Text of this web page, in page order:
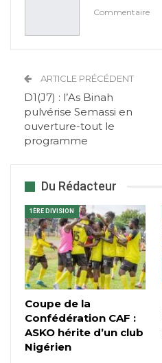
Commentaire
ARTICLE PRÉCÉDENT
D1(J7) : l’As Binah
pulvérise Semassi en
ouverture-tout le
programme
Du Rédacteur
1ÈRE DIVISION
Coupe de la
Confédération CAF :
ASKO hérite d’un club
Nigérien